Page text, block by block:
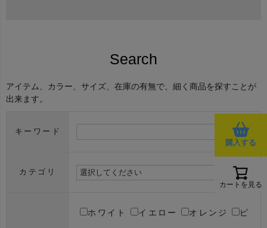
購入する
カートを見る
Search
アイテム、カラー、サイズ、在庫の有無で、細く商品を探すことが
出来ます。
キーワード
カテゴリ
ホワイト イエロー オレンジ ピ